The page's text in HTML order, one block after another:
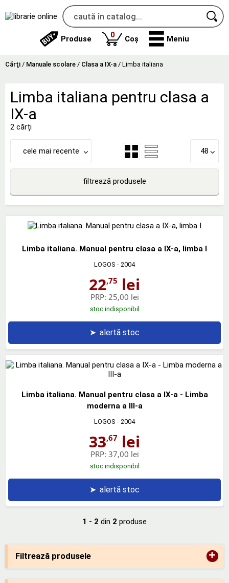
Produse 0produse
Coș Meniu
Cărţi / Manuale scolare / Clasa a IX-a / Limba italiana
Filtrează produsele +
Limba italiana pentru clasa a
IX-a
2 cărți
cele mai recente 48
filtrează produsele
Limba italiana. Manual pentru clasa a IX-a, limba I
LOGOS - 2004
22,75 lei
PRP: 25,00 lei
stoc indisponibil
➤ alertă stoc
Limba italiana. Manual pentru clasa a IX-a - Limba
moderna a III-a
LOGOS - 2004
33,67 lei
PRP: 37,00 lei
stoc indisponibil
➤ alertă stoc
1 - 2 din 2 produse